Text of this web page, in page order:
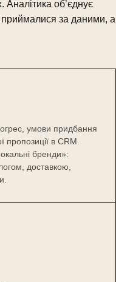
об’єднує
за даними, а
умови придбання
пропозиції в CRM.
бренди»:
доставкою,